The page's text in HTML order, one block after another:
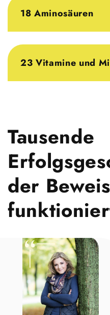
18 Aminosäuren
23 Vitamine und
Tausende
der